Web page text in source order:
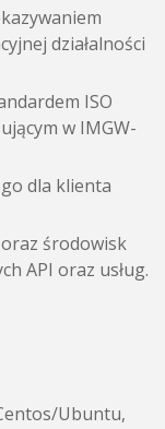
działalności
ISO
w IMGW-
dla klienta
środowisk
API oraz usług.
Ubuntu,